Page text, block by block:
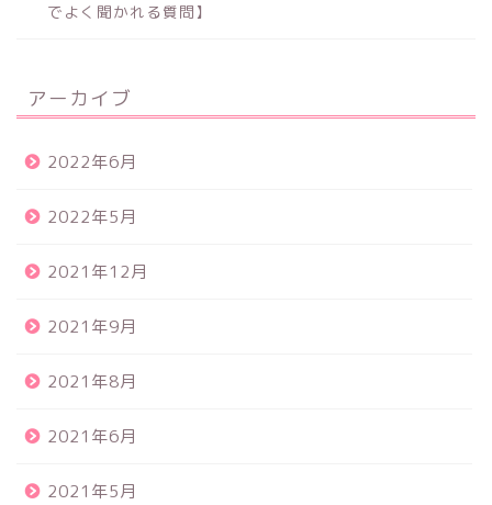
でよく聞かれる質問】
アーカイブ
2022年6月
2022年5月
2021年12月
2021年9月
2021年8月
2021年6月
2021年5月